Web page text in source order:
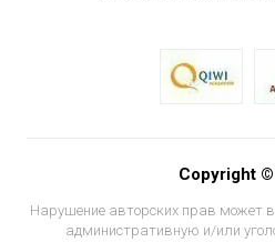
Copyright
Нарушение авторских прав может
административную и/или